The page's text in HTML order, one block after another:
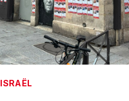
ISRAËL